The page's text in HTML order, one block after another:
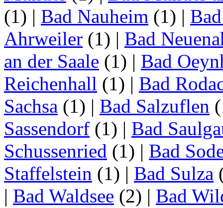
(1) | Bad Nauheim (1) |
Ahrweiler (1) | Bad
an der Saale (1) | Bad
Reichenhall (1) | Bad
Sachsa (1) | Bad Salzuflen
Sassendorf (1) | Bad
Schussenried (1) | Bad
Staffelstein (1) | Bad Sulza
| Bad Waldsee (2) | Bad